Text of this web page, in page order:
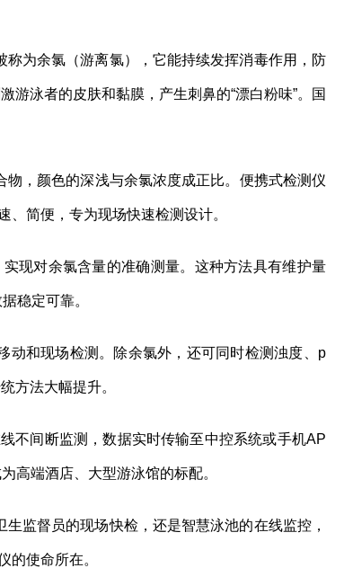
为余氯（游离氯），它能持续发挥消毒作用，防
游泳者的皮肤和黏膜，产生刺鼻的“漂白粉味”。国
，颜色的深浅与余氯浓度成正比。便携式检测仪
简便，专为现场快速检测设计。
现对余氯含量的准确测量。这种方法具有维护量
稳定可靠。
动和现场检测。除余氯外，还可同时检测浊度、p
方法大幅提升。
不间断监测，数据实时传输至中控系统或手机AP
高端酒店、大型游泳馆的标配。
监督员的现场快检，还是智慧泳池的在线监控，
使命所在。